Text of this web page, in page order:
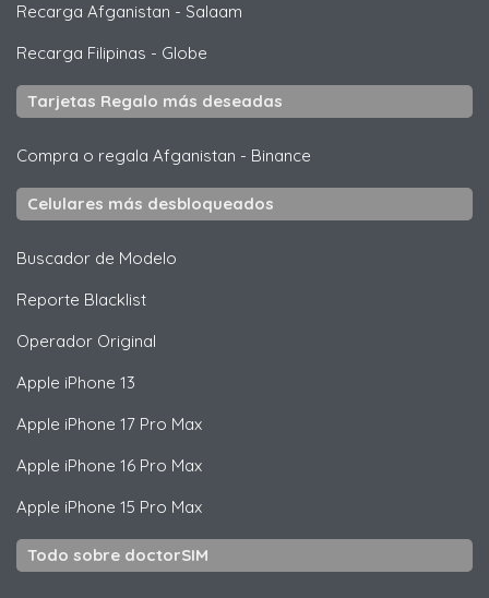
Recarga Afganistan - Salaam
Recarga Filipinas - Globe
Tarjetas Regalo más deseadas
Compra o regala Afganistan - Binance
Celulares más desbloqueados
Buscador de Modelo
Reporte Blacklist
Operador Original
Apple iPhone 13
Apple iPhone 17 Pro Max
Apple iPhone 16 Pro Max
Apple iPhone 15 Pro Max
Todo sobre doctorSIM